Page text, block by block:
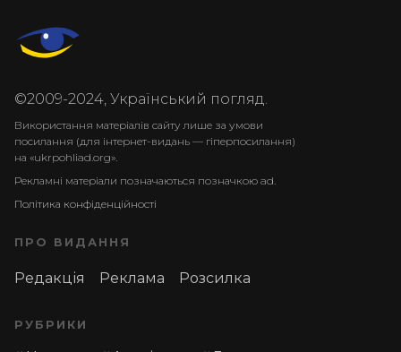
©2009-2024, Український погляд.
Використання матеріалів сайту лише за умови
посилання (для інтернет-видань — гіперпосилання)
на «ukrpohliad.org».
Рекламні матеріали позначаються позначкою ad.
Політика конфіденційності
ПРО ВИДАННЯ
Редакція Реклама Розсилка
РУБРИКИ